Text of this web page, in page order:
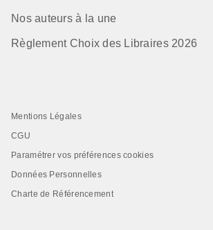
Nos auteurs à la une
Règlement Choix des Libraires 2026
Mentions Légales
CGU
Paramétrer vos préférences cookies
Données Personnelles
Charte de Référencement